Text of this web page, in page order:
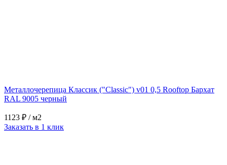
Металлочерепица Классик ("Classic") v01 0,5 Rooftop Бархат
RAL 9005 черный
1123 ₽ / м2
Заказать в 1 клик